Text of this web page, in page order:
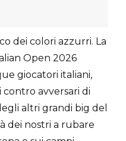
dei colori azzurri. La
Open 2026
giocatori italiani,
avversari di
altri grandi big del
dei nostri a rubare